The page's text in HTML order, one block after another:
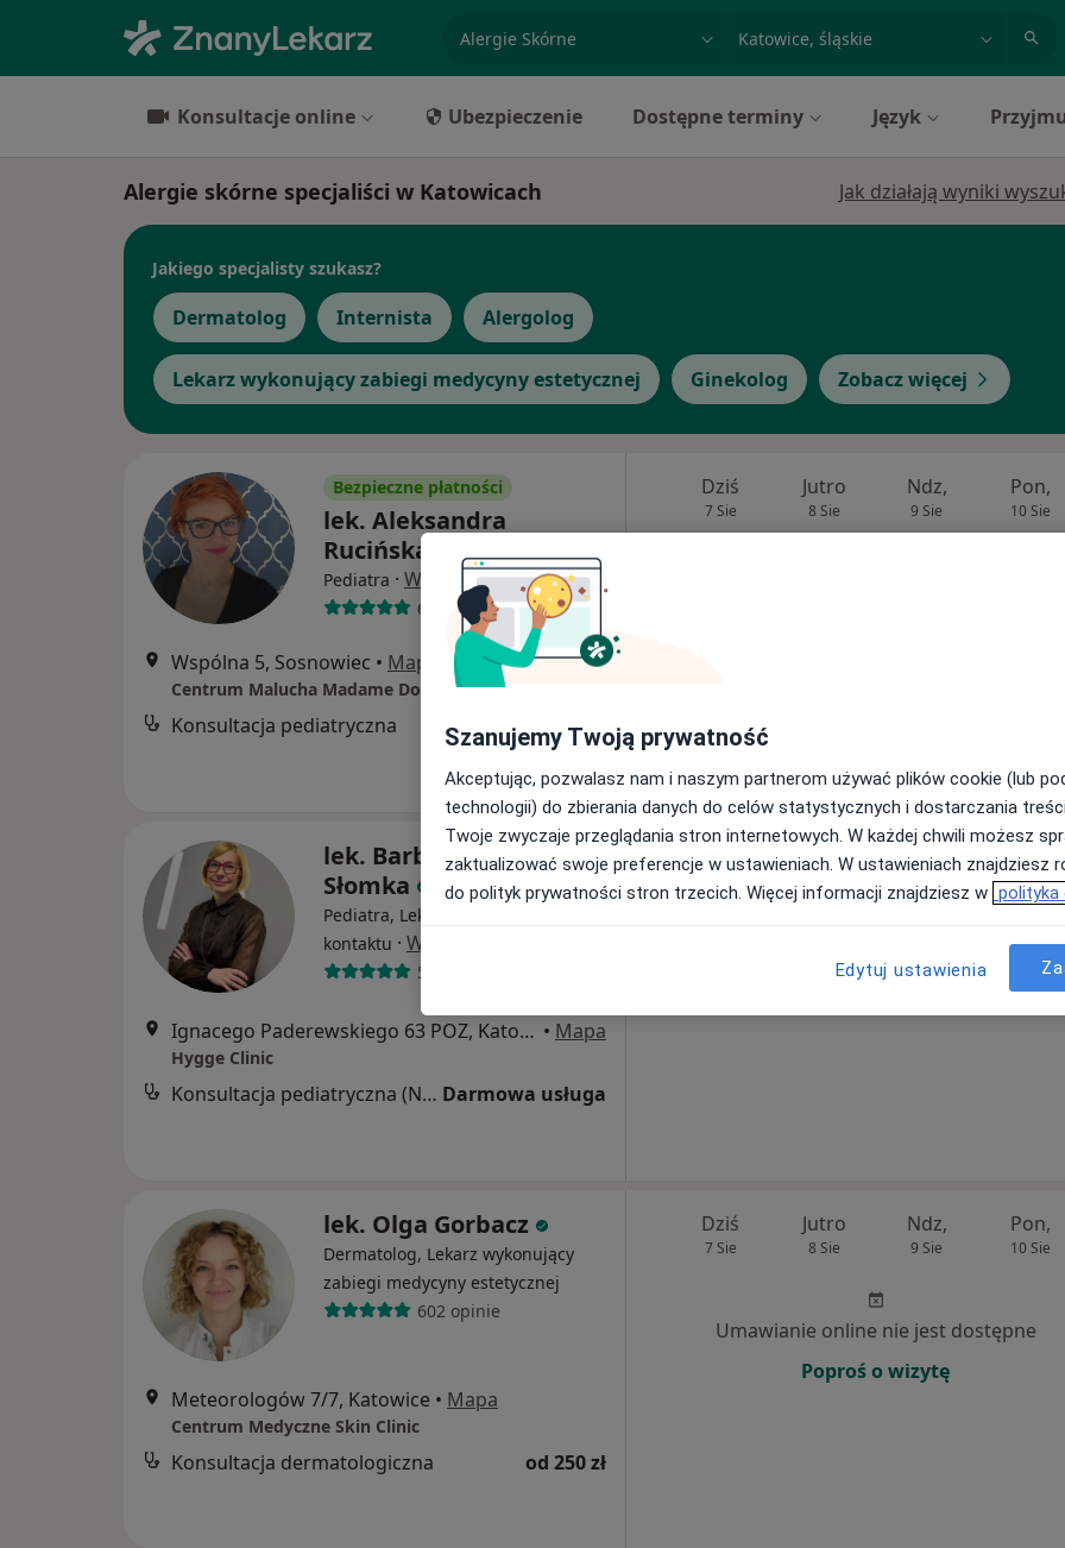
specjalizacja, badanie lub nazwiskomiasto lub dzielnica
Konsultacje online Ubezpieczenie Dostępne terminy Język
Alergie skórne specjaliści w Katowicach Jak działają wyniki
Jakiego specjalisty szukasz?
Dermatolog Internista Alergolog
Lekarz wykonujący zabiegi medycyny estetycznej Ginekolog Zobacz więcej
Bezpieczne płatności
lek. Aleksandra
Rucińska
Pediatra · Więcej
68 opinii
Wspólna 5, Sosnowiec • Mapa
Konsultacja pediatryczna od 200 zł
Dziś
7 Sie
Jutro
8 Sie
Ndz,
9 Sie
Pon,
10 Sie
lek. Barbara Maria
Słomka
Pediatra, Lekarz pierwszego
kontaktu · Więcej
5 opinii
Ignacego Paderewskiego 63 POZ, Katowice • Mapa
Hygge Clinic
Konsultacja pediatryczna (NFZ) Darmowa usługa
Dziś Jutro Ndz, Pon,
10 Sie
Umawianie online nie jest dostępne
lek. Olga Gorbacz
Dermatolog, Lekarz wykonujący
zabiegi medycyny estetycznej
602 opinie
Meteorologów 7/7, Katowice • Mapa
Centrum Medyczne Skin Clinic
Konsultacja dermatologiczna od 250 zł
Dziś
7 Sie
Jutro
8 Sie
Ndz,
9 Sie
Pon,
10 Sie
Umawianie online nie jest dostępne
Poproś o wizytę
Szanujemy Twoją prywatność
Akceptując, pozwalasz nam i naszym partnerom używać plików cookie (lub
technologii) do zbierania danych do celów statystycznych i dostarczania
Twoje zwyczaje przeglądania stron internetowych. W każdej chwili możesz
zaktualizować swoje preferencje w ustawieniach. W ustawieniach znajdziesz
do polityk prywatności stron trzecich. Więcej informacji znajdziesz w polityka
Edytuj ustawienia